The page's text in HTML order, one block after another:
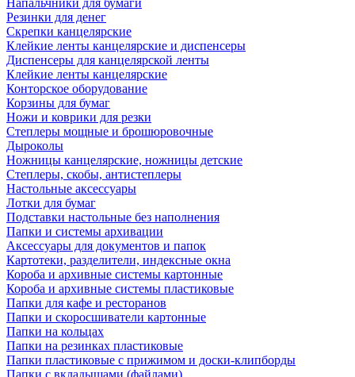
Напальчники для бумаги
Резинки для денег
Скрепки канцелярские
Клейкие ленты канцелярские и диспенсеры
Диспенсеры для канцелярской ленты
Клейкие ленты канцелярские
Конторское оборудование
Корзины для бумаг
Ножи и коврики для резки
Степлеры мощные и брошюровочные
Дыроколы
Ножницы канцелярские, ножницы детские
Степлеры, скобы, антистеплеры
Настольные аксессуары
Лотки для бумаг
Подставки настольные без наполнения
Папки и системы архивации
Аксессуары для документов и папок
Картотеки, разделители, индексные окна
Короба и архивные системы картонные
Короба и архивные системы пластиковые
Папки для кафе и ресторанов
Папки и скоросшиватели картонные
Папки на кольцах
Папки на резинках пластиковые
Папки пластиковые с прижимом и доски-клипборды
Папки с вкладышами (файлами)